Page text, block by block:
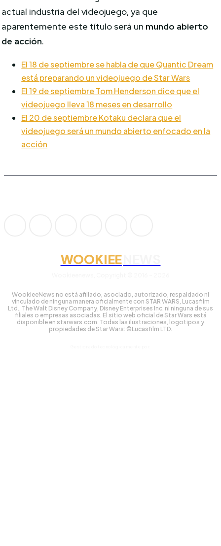
actual industria del videojuego, ya que
aparentemente este título será un mundo abierto
de acción.
El 18 de septiembre se habla de que Quantic Dream
está preparando un videojuego de Star Wars
El 19 de septiembre Tom Henderson dice que el
videojuego lleva 18 meses en desarrollo
El 20 de septiembre Kotaku declara que el
videojuego será un mundo abierto enfocado en la
acción
WOOKIEE
WookieeNews no está afiliado, asociado, autorizado, respaldado ni
vinculado de ninguna manera oficialmente con STAR WARS, Lucasfilm
Ltd., The Walt Disney Company, Disney Enterprises Inc. ni ninguna de sus
filiales o empresas asociadas. El sitio web oficial de Star Wars está
disponible en starwars.com. Todas las ilustraciones, logotipos y
propiedades de Star Wars: ©Lucasfilm LTD.